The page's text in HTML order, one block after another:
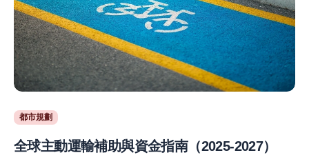
都市規劃
全球主動運輸補助與資金指南（2025-2027）